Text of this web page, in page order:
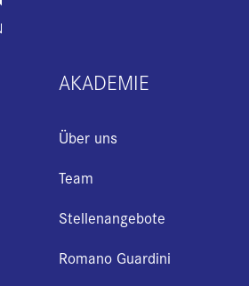
AKADEMIE
Über uns
Team
Stellenangebote
Romano Guardini